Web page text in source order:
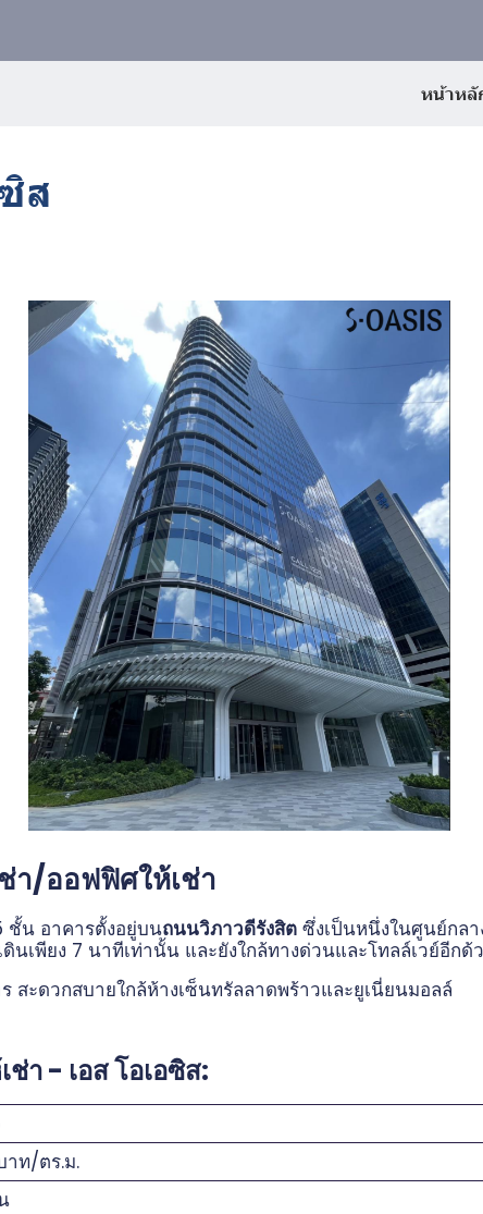
หน้าหลั
ส
า/ออฟฟิศให้เช่า
ชั้น อาคารตั้งอยู่บนถนนวิภาวดีรังสิต ซึ่งเป็นหนึ่งในศูนย์กลา
นเพียง 7 นาทีเท่านั้น และยังใกล้ทางด่วนและโทลล์เวย์อีกด้
ะดวกสบายใกล้ห้างเซ็นทรัลลาดพร้าวและยูเนี่ยนมอลล์
า - เอส โอเอซิส:
าท/ตร.ม.